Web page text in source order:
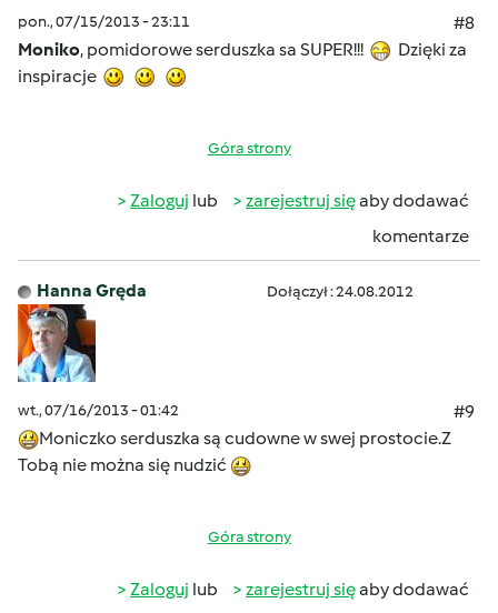
pon., 07/15/2013 - 23:11
#8
Moniko, pomidorowe serduszka sa SUPER!!!
Dzięki za
inspiracje
Góra strony
Zaloguj lub zarejestruj sięaby dodawać
komentarze
Hanna Gręda Dołączył : 24.08.2012
wt., 07/16/2013 - 01:42
#9
Moniczko serduszka są cudowne w swej prostocie.Z
Tobą nie można się nudzić
Góra strony
Zaloguj lub zarejestruj sięaby dodawać